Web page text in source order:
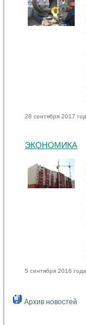
28 сентября 2017
ЭКОНОМИКА
5 сентября 2016
Архив новостей